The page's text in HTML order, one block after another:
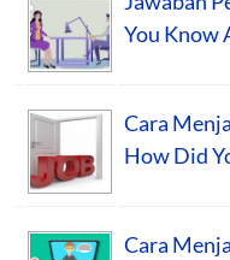
You Know
Cara
How Did
Cara